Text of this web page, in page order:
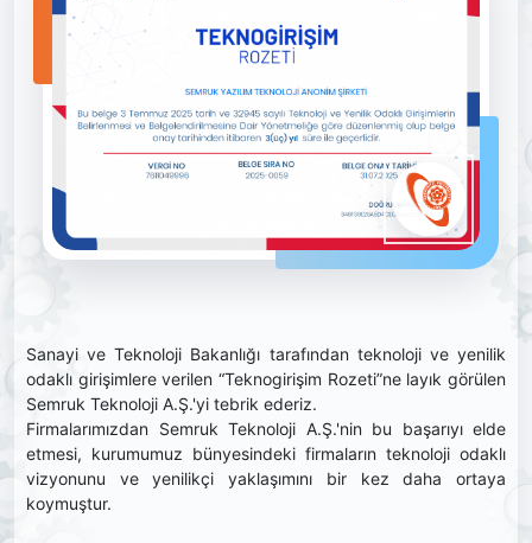
Sanayi ve Teknoloji Bakanlığı tarafından teknoloji ve yenilik
odaklı girişimlere verilen “Teknogirişim Rozeti”ne layık görülen
Semruk Teknoloji A.Ş.'yi tebrik ederiz.
Firmalarımızdan Semruk Teknoloji A.Ş.'nin bu başarıyı elde
etmesi, kurumumuz bünyesindeki firmaların teknoloji odaklı
vizyonunu ve yenilikçi yaklaşımını bir kez daha ortaya
koymuştur.